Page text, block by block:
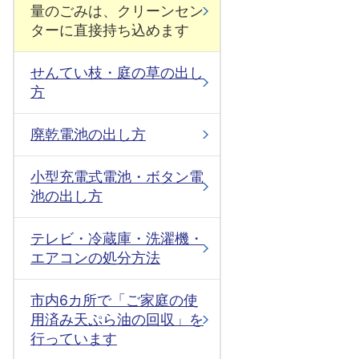
量のごみは、クリーンセン
ターに直接持ち込めます
せんてい枝・庭の草の出し
方
廃乾電池の出し方
小型充電式電池・ボタン電
池の出し方
テレビ・冷蔵庫・洗濯機・
エアコンの処分方法
市内6カ所で「ご家庭の使
用済み天ぷら油の回収」を
行っています